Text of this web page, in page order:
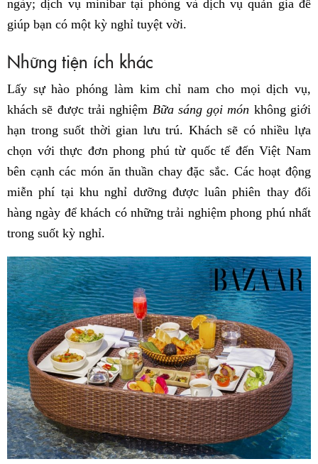
ngày; dịch vụ minibar tại phòng và dịch vụ quản gia để
giúp bạn có một kỳ nghỉ tuyệt vời.
Những tiện ích khác
Lấy sự hào phóng làm kim chỉ nam cho mọi dịch vụ,
khách sẽ được trải nghiệm Bữa sáng gọi món không giới
hạn trong suốt thời gian lưu trú. Khách sẽ có nhiều lựa
chọn với thực đơn phong phú từ quốc tế đến Việt Nam
bên cạnh các món ăn thuần chay đặc sắc. Các hoạt động
miễn phí tại khu nghỉ dưỡng được luân phiên thay đổi
hàng ngày để khách có những trải nghiệm phong phú nhất
trong suốt kỳ nghỉ.